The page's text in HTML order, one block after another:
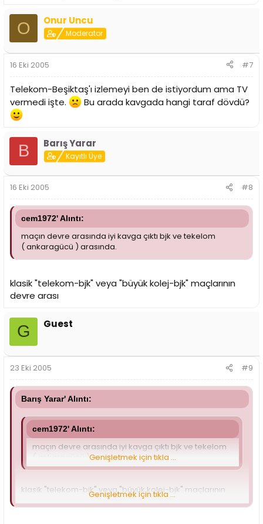
O Onur Uncu
Moderator
16 Eki 2005 #7
Telekom-Beşiktaş'ı izlemeyi ben de istiyordum ama TV
vermedi işte.
Bu arada kavgada hangi taraf dövdü?
B Barış Yarar
Kayıtlı Üye
16 Eki 2005 #8
cem1972' Alıntı:
maçın devre arasında iyi kavga çıktı bjk ve tekelom
( ankaragücü ) arasında.
klasik "telekom-bjk" veya "büyük kolej-bjk" maçlarının
devre arası
G Guest
23 Eki 2005 #9
Barış Yarar' Alıntı:
cem1972' Alıntı:
maçın devre arasında iyi kavga çıktı bjk ve tekelom
( ankaragücü ) arasında.Genişletmek için tıkla ...
klasik "telekom-bjk" veya "büyük kolej-bjk" maçlarının
Genişletmek için tıkla ...